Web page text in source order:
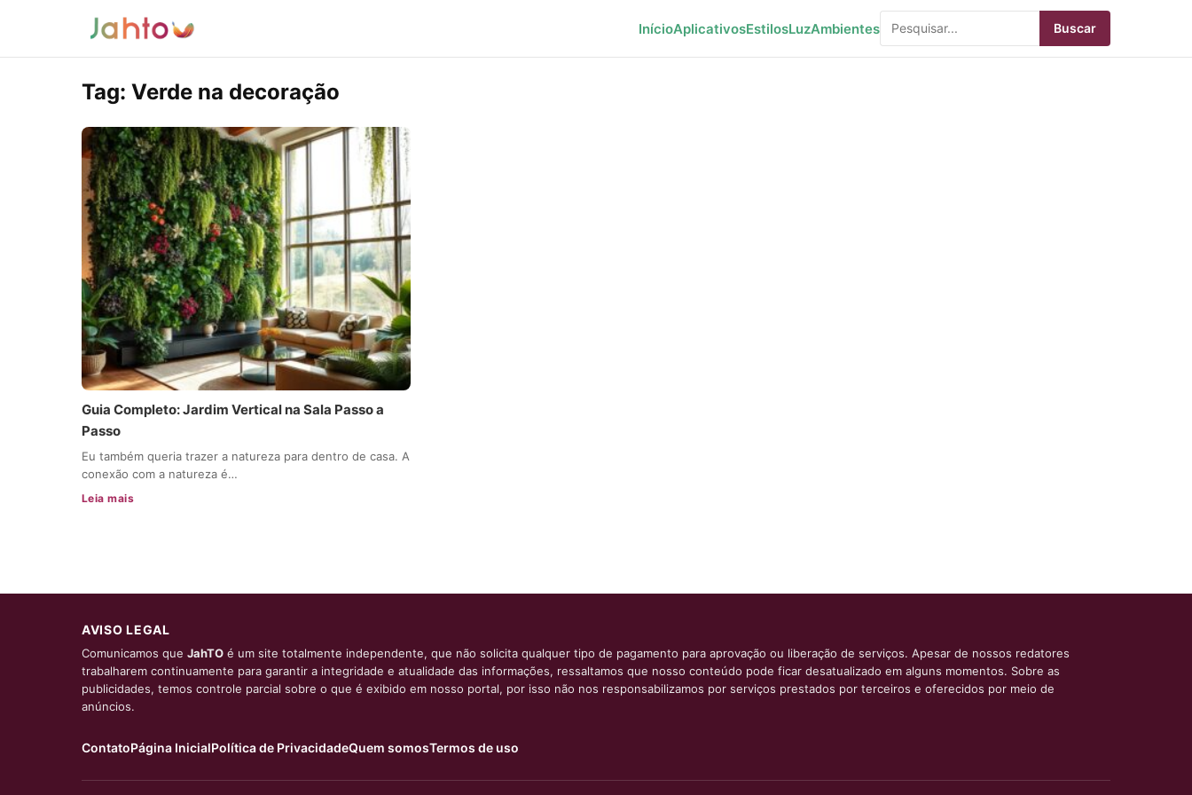
InícioAplicativosEstilosLuzAmbientes Buscar
Tag: Verde na decoração
Guia Completo: Jardim Vertical na Sala Passo a
Passo
Eu também queria trazer a natureza para dentro de casa. A
conexão com a natureza é…
Leia mais
AVISO LEGAL
Comunicamos que JahTO é um site totalmente independente, que não solicita qualquer tipo de pagamento para aprovação ou liberação de serviços. Apesar de nossos redatores
trabalharem continuamente para garantir a integridade e atualidade das informações, ressaltamos que nosso conteúdo pode ficar desatualizado em alguns momentos. Sobre as
publicidades, temos controle parcial sobre o que é exibido em nosso portal, por isso não nos responsabilizamos por serviços prestados por terceiros e oferecidos por meio de
anúncios.
ContatoPágina InicialPolítica de PrivacidadeQuem somosTermos de uso